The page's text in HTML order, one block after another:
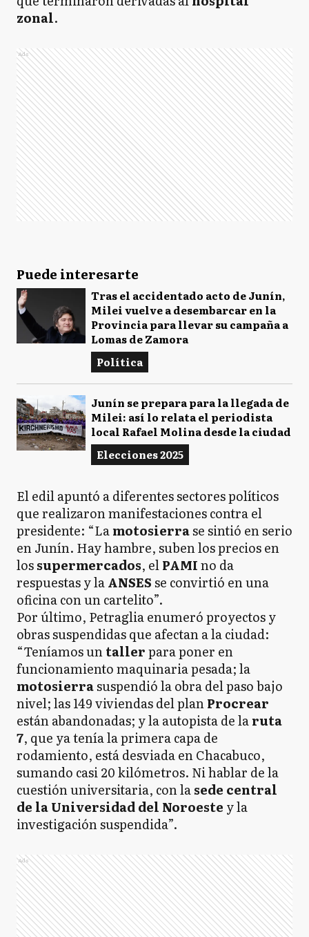
zonal.
Ads
Puede interesarte
Tras el accidentado acto de Junín,
Milei vuelve a desembarcar en la
Provincia para llevar su campaña a
Lomas de Zamora
Política
Junín se prepara para la llegada de
Milei: así lo relata el periodista
local Rafael Molina desde la ciudad
Elecciones 2025
El edil apuntó a diferentes sectores políticos
que realizaron manifestaciones contra el
presidente: “Lamotosierrase sintió en serio
en Junín. Hay hambre, suben los precios en
lossupermercados, elPAMIno da
respuestas y laANSESse convirtió en una
oficina con un cartelito”.
Por último, Petraglia enumeró proyectos y
obras suspendidas que afectan a la ciudad:
“Teníamos untallerpara poner en
funcionamiento maquinaria pesada; la
motosierrasuspendió la obra del paso bajo
nivel; las 149 viviendas del planProcrear
están abandonadas; y la autopista de laruta
7, que ya tenía la primera capa de
rodamiento, está desviada en Chacabuco,
sumando casi 20 kilómetros. Ni hablar de la
cuestión universitaria, con lasede central
de la Universidad del Noroeste y la
investigación suspendida”.
Ads